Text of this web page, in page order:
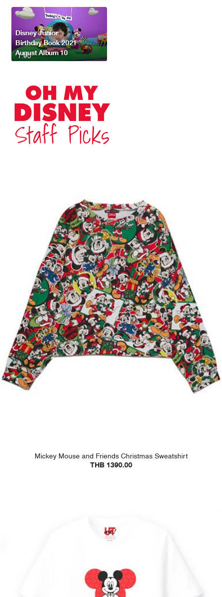
1:00
Disney Junior
Birthday Book 2021
August Album 10
Mickey Mouse and Friends Christmas Sweatshirt
THB 1390.00